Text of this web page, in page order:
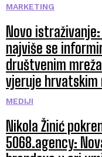
MARKETING
Novo
najviše se
društvenim
vjeruje hrvatskim
MEDIJI
Nikola Žinić
5068.agency: